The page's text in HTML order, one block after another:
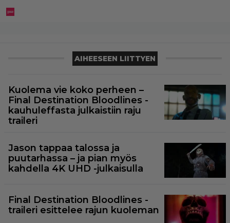
AIHEESEEN LIITTYEN
Kuolema vie koko perheen –
Final Destination Bloodlines -
kauhuleffasta julkaistiin raju
traileri
Jason tappaa talossa ja
puutarhassa – ja pian myös
kahdella 4K UHD -julkaisulla
Final Destination Bloodlines -
traileri esittelee rajun kuoleman